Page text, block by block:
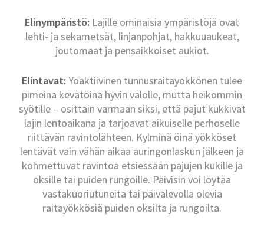
Elinympäristö: Lajille ominaisia ympäristöjä ovat
lehti- ja sekametsät, linjanpohjat, hakkuuaukeat,
joutomaat ja pensaikkoiset aukiot.
Elintavat:Yöaktiivinen tunnusraitayökkönen tulee
pimeinä kevätöinä hyvin valolle, mutta heikommin
syötille – osittain varmaan siksi, että pajut kukkivat
lajin lentoaikana ja tarjoavat aikuiselle perhoselle
riittävän ravintolähteen. Kylminä öinä yökköset
lentävät vain vähän aikaa auringonlaskun jälkeen ja
kohmettuvat ravintoa etsiessään pajujen kukille ja
oksille tai puiden rungoille. Päivisin voi löytää
vastakuoriutuneita tai päivälevolla olevia
raitayökkösiä puiden oksilta ja rungoilta.